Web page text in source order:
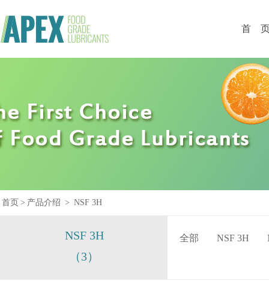
首
首页 > 产品介绍 > NSF 3H
NSF 3H
（3）
全部 NSF 3H